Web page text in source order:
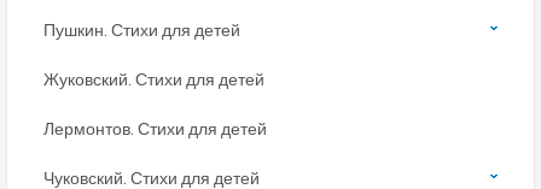
Пушкин. Стихи для детей
Жуковский. Стихи для детей
Лермонтов. Стихи для детей
Чуковский. Стихи для детей